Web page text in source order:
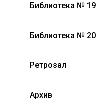
Библиотека № 19
Библиотека № 20
Ретрозал
Архив